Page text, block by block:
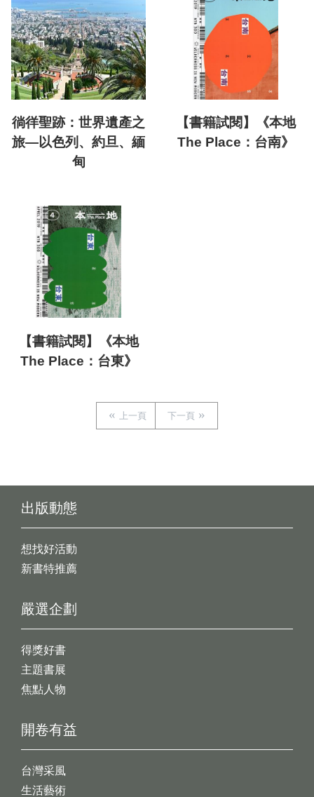
徜徉聖跡：世界遺產之
旅—以色列、約旦、緬
甸
【書籍試閱】《本地
The Place：台南》
【書籍試閱】《本地
The Place：台東》
上一頁 下一頁
出版動態
想找好活動
新書特推薦
開卷有益
台灣采風
生活藝術
嚴選企劃
得獎好書
主題書展
焦點人物